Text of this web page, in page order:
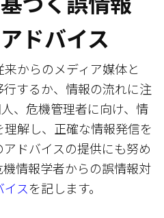
ドバイス
からのメディア媒体と
するか、情報の流れに注
、危機管理者に向け、情
解し、正確な情報発信を
ドバイスの提供にも努め
情報学者からの誤情報対
スを記します。